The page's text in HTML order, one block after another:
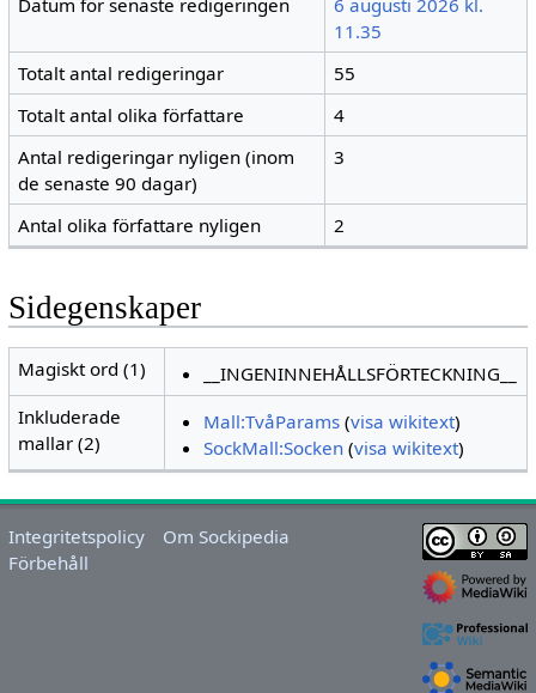
Datum för senaste redigeringen
6 augusti 2026 kl.
11.35
Totalt antal redigeringar
55
Totalt antal olika författare
4
Antal redigeringar nyligen (inom
de senaste 90 dagar)
3
Antal olika författare nyligen 2
Sidegenskaper
Magiskt ord (1)
__INGENINNEHÅLLSFÖRTECKNING__
Inkluderade
mallar (2)
Mall:TvåParams(visa wikitext)
SockMall:Socken(visa wikitext)
Integritetspolicy
Om Sockipedia
Förbehåll